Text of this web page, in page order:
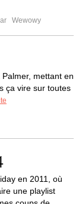
Wewowy
mettant en
ça vire sur toutes
en 2011, où
une playlist